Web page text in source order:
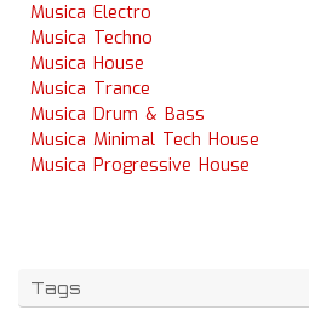
Musica Electro
Musica Techno
Musica House
Musica Trance
Musica Drum & Bass
Musica Minimal Tech House
Musica Progressive House
Tags